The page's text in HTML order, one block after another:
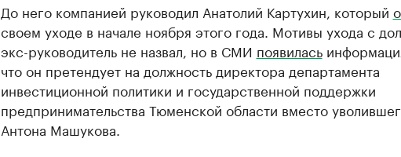
До него компанией руководил Анатолий Картухин, который
своем уходе в начале ноября этого года. Мотивы ухода с
экс-руководитель не назвал, но в СМИ появилась
что он претендует на должность директора департамента
инвестиционной политики и государственной поддержки
предпринимательства Тюменской области вместо
Антона Машукова.